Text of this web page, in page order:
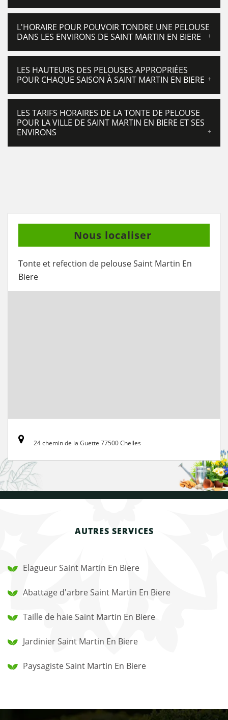
L'HORAIRE POUR POUVOIR TONDRE UNE PELOUSE
DANS LES ENVIRONS DE SAINT MARTIN EN BIERE
LES HAUTEURS DES PELOUSES APPROPRIÉES
POUR CHAQUE SAISON À SAINT MARTIN EN BIERE
LES TARIFS HORAIRES DE LA TONTE DE PELOUSE
POUR LA VILLE DE SAINT MARTIN EN BIERE ET SES
ENVIRONS
Nous localiser
Tonte et refection de pelouse Saint Martin En
Biere
24 chemin de la Guette 77500 Chelles
AUTRES SERVICES
Elagueur Saint Martin En Biere
Abattage d'arbre Saint Martin En Biere
Taille de haie Saint Martin En Biere
Jardinier Saint Martin En Biere
Paysagiste Saint Martin En Biere